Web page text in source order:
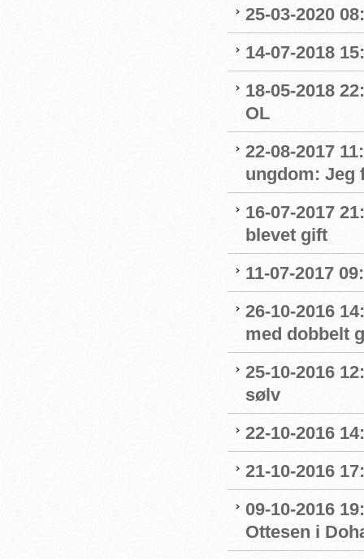
25-03-2020
14-07-2018
18-05-2018
OL
22-08-2017
ungdom:
16-07-2017
blevet gift
11-07-2017
26-10-2016
med dobbelt
25-10-2016
sølv
22-10-2016
21-10-2016
09-10-2016
Ottesen i